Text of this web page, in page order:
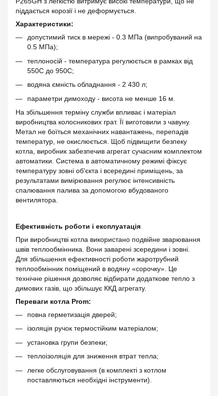
піддається корозії і не деформується.
Характеристики:
допустимий тиск в мережі - 0.3 МПа (випробуваний на
0.5 МПа);
теплоносій - температура регулюється в рамках від
550С до 950С;
водяна ємність обладнання - 2 430 л;
параметри димоходу - висота не менше 16 м.
На збільшення терміну служби впливає і матеріал
виробництва колосникових грат. Її виготовили з чавуну.
Метал не боїться механічних навантажень, перепадів
температур, не окислюється. Щоб підвищити безпеку
котла, виробник забезпечив агрегат сучасним комплектом
автоматики. Система в автоматичному режимі фіксує
температуру зовні об'єкта і всередині приміщень, за
результатами вимірювання регулює інтенсивність
спалювання палива за допомогою вбудованого
вентилятора.
Ефективність роботи і експлуатація
При виробництві котла використано подвійне зварювання
швів теплообмінника. Вони заварені зсередини і зовні.
Для збільшення ефективності роботи жаротрубний
теплообмінник поміщений в водяну «сорочку». Це
технічне рішення дозволяє відбирати додаткове тепло з
димових газів, що збільшує ККД агрегату.
Переваги котла Prom:
повна герметизація дверей;
ізоляція ручок термостійким матеріалом;
установка групи безпеки;
теплоізоляція для зниження втрат тепла;
легке обслуговування (в комплекті з котлом
поставляються необхідні інструменти).